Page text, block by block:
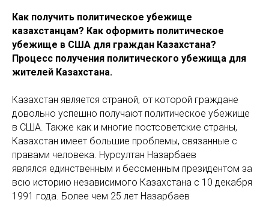
Как получить политическое убежище
казахстанцам? Как оформить политическое
убежище в США для граждан Казахстана?
Процесс получения политического убежища для
жителей Казахстана.
Казахстан является страной, от которой граждане
довольно успешно получают политическое убежище
в США. Также как и многие постсоветские страны,
Казахстан имеет большие проблемы, связанные с
правами человека. Нурсултан Назарбаев
являлся единственным и бессменным президентом за
всю историю независимого Казахстана с 10 декабря
1991 года. Более чем 25 лет Назарбаев